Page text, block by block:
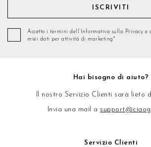
ISCRIVITI
Accetto i termini dell’Informativa sulla Privacy e
miei dati per attività di marketing*
Hai bisogno di aiuto?
Il nostro Servizio Clienti sarà lieto
Invia una mail a
Servizio Clienti